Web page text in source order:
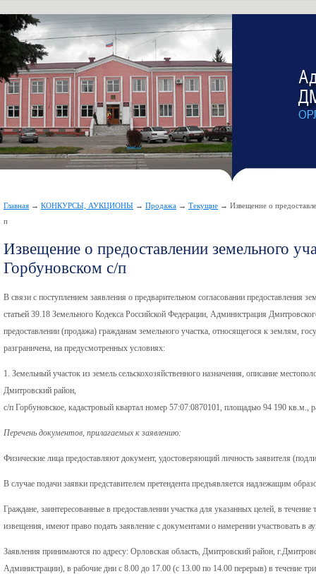
Главная → КОНКУРСЫ, АУКЦИОНЫ → Продажа → Текущие → Извещение о
п
Извещение о предоставлении земельного
Горбуновском с/п
В связи с поступлением заявления о предварительном согласовании предоставления
статьей 39.18 Земельного Кодекса Российской Федерации, Администрация
предоставлении (продажа) гражданам земельного участка, относящегося к землям,
разграничена, на предусмотренных условиях:
1. Земельный участок из земель сельскохозяйственного назначения, описание
Дмитровский район,
с/п Горбуновское, кадастровый квартал номер 57:07:0870101, площадью 94 190 кв.м.,
Перечень документов, прилагаемых к заявлению:
Физические лица предоставляют документ, удостоверяющий личность заявителя
В случае подачи заявки представителем претендента предъявляется надлежащим
Граждане, заинтересованные в предоставлении участка для указанных целей, в
извещения, имеют право подать заявление с документами о намерении участвовать в
Заявления принимаются по адресу: Орловская область, Дмитровский район,
Администрации), в рабочие дни с 8.00 до 17.00 (с 13.00 по 14.00 перерыв) в течение